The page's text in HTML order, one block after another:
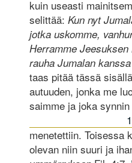
kuin useasti
selittää: Kun nyt
jotka uskomme,
Herramme
rauha Jumalan kanssa
taas pitää tässä
autuuden, jonka me
saimme ja joka
menetettiin. Toisessa
olevan niin suuri ja